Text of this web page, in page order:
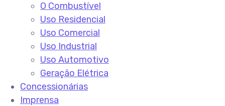
O Combustível
Uso Residencial
Uso Comercial
Uso Industrial
Uso Automotivo
Geração Elétrica
Concessionárias
Imprensa